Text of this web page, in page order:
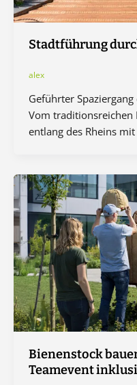
Stadtführung
alex
Geführter
Vom traditionsreichen
entlang des Rheins
Bienenstock
Teamevent